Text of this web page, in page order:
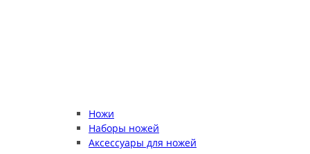
Ножи
Наборы ножей
Аксессуары для ножей